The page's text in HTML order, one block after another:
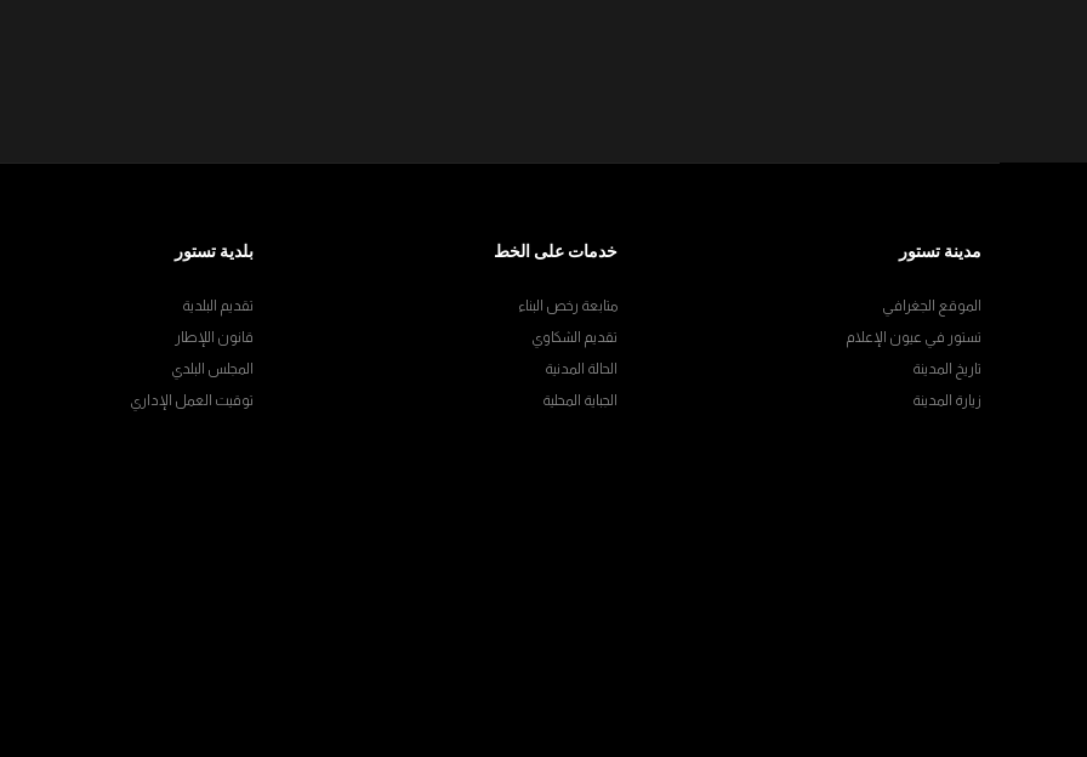
مدينة تستور
الموقع الجغرافي
تستور في عيون الإعلام
تاريخ المدينة
زيارة المدينة
خدمات على الخط
متابعة رخص البناء
تقديم الشكاوي
الحالة المدنية
الجباية المحلية
بلدية تستور
تقديم البلدية
قانون اللإطار
المجلس البلدي
توقيت العمل الإداري